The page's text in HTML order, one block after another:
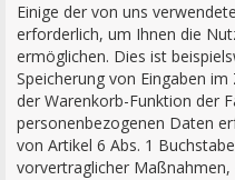
Einige der von uns
erforderlich, um Ihnen die
ermöglichen. Dies ist
Speicherung von Eingaben
der Warenkorb-Funktion der
personenbezogenen Daten
von Artikel 6 Abs. 1
vorvertraglicher